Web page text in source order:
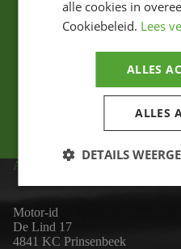
ADRES
Motor-id
De Lind 17
4841 KC Prinsenbeek
alle cookies in
Cookiebeleid. Lees
ALLES
ALLES
DETAILS